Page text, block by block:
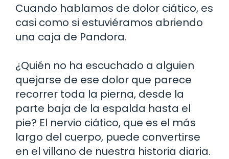
Cuando hablamos de dolor ciático, es
casi como si estuviéramos abriendo
una caja de Pandora.
¿Quién no ha escuchado a alguien
quejarse de ese dolor que parece
recorrer toda la pierna, desde la
parte baja de la espalda hasta el
pie? El nervio ciático, que es el más
largo del cuerpo, puede convertirse
en el villano de nuestra historia diaria.